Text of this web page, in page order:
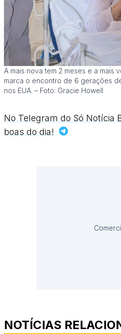
A mais nova tem 2 meses e a mais
marca o encontro de 6 gerações
nos EUA. – Foto: Gracie Howell
No Telegram do Só Notícia
boas do dia!
NOTÍCIAS